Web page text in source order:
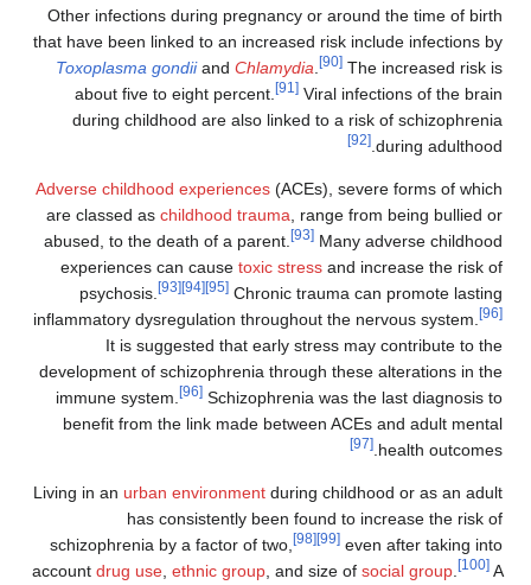
Other infections during pregnancy or around
that have been linked to an increased risk
Toxoplasma gondiiandChlamydia. [90]The
about five to eight percent.
Viral
during childhood are also linked to a risk of
[92]
Adverse childhood experiences(ACEs), severe
are classed as childhood trauma, range from
abused, to the death of a parent.
[93]Many
experiences can causetoxic stressand
psychosis.
Chronic trauma can
inflammatory dysregulation throughout the
It is suggested that early stress may
development of schizophrenia through these
immune system.
Schizophrenia was the
benefit from the link made between ACEs
Living in anurban environment during childhood
has consistently been found to
schizophrenia by a factor of two,
[98]
even
accountdrug use,ethnic group, and size of